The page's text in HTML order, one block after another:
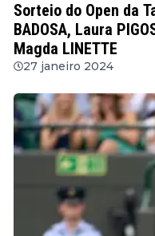
Sorteio do Open da
BADOSA, Laura PIGOSSI, Ajla
Magda LINETTE
27 janeiro 2024